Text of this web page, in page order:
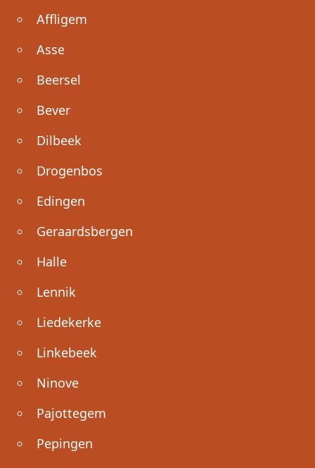
Affligem
Asse
Beersel
Bever
Dilbeek
Drogenbos
Edingen
Geraardsbergen
Halle
Lennik
Liedekerke
Linkebeek
Ninove
Pajottegem
Pepingen